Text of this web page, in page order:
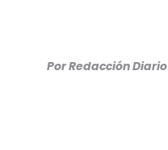
Por Redacción